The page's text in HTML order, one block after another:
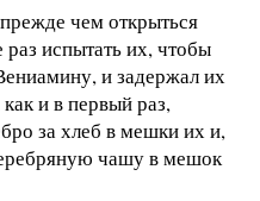
чем открыться
испытать их, чтобы
и задержал их
и в первый раз,
за хлеб в мешки их и,
чашу в мешок